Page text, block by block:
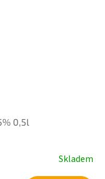
0,5l
Skladem